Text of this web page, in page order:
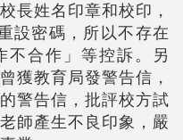
長姓名印章和校印，
設密碼，所以不存在
不合作」等控訴。另
獲教育局發警告信，
警告信，批評校方試
師產生不良印象，嚴